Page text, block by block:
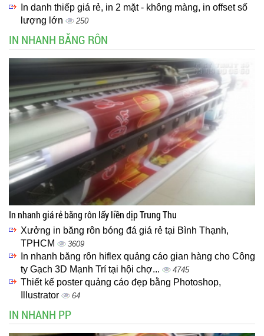
In danh thiếp giá rẻ, in 2 mặt - không màng, in offset số
lượng lớn
250
IN NHANH BĂNG RÔN
In nhanh giá rẻ băng rôn lấy liền dịp Trung Thu
Xưởng in băng rôn bóng đá giá rẻ tại Bình Thạnh,
TPHCM
3609
In nhanh băng rôn hiflex quảng cáo gian hàng cho Công
ty Gạch 3D Mạnh Trí tại hội chợ...
4745
Thiết kế poster quảng cáo đẹp bằng Photoshop,
Illustrator
64
IN NHANH PP